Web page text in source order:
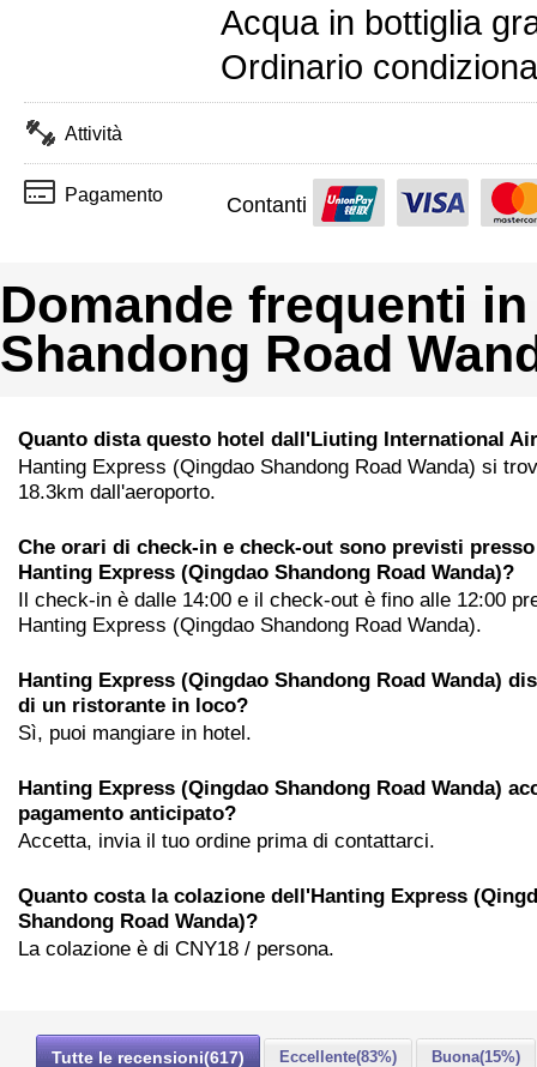
Acqua in bottiglia
Ordinario
Attività
Pagamento Contanti
Domande frequenti
Shandong Road
Quanto dista questo hotel dall'Liuting International
Hanting Express (Qingdao Shandong Road Wanda) si
18.3km dall'aeroporto.
Che orari di check-in e check-out sono previsti presso
Hanting Express (Qingdao Shandong Road Wanda)?
Il check-in è dalle 14:00 e il check-out è fino alle 12:00
Hanting Express (Qingdao Shandong Road Wanda).
Hanting Express (Qingdao Shandong Road Wanda)
di un ristorante in loco?
Sì, puoi mangiare in hotel.
Hanting Express (Qingdao Shandong Road Wanda)
pagamento anticipato?
Accetta, invia il tuo ordine prima di contattarci.
Quanto costa la colazione dell'Hanting Express
Shandong Road Wanda)?
La colazione è di CNY18 / persona.
Tutte le recensioni(617) Eccellente(83%) Buona(15%)